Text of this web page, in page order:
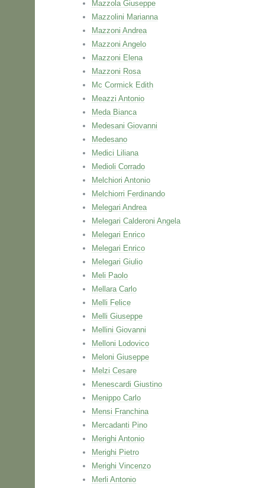
Mazzola Giuseppe
Mazzolini Marianna
Mazzoni Andrea
Mazzoni Angelo
Mazzoni Elena
Mazzoni Rosa
Mc Cormick Edith
Meazzi Antonio
Meda Bianca
Medesani Giovanni
Medesano
Medici Liliana
Medioli Corrado
Melchiori Antonio
Melchiorri Ferdinando
Melegari Andrea
Melegari Calderoni Angela
Melegari Enrico
Melegari Enrico
Melegari Giulio
Meli Paolo
Mellara Carlo
Melli Felice
Melli Giuseppe
Mellini Giovanni
Melloni Lodovico
Meloni Giuseppe
Melzi Cesare
Menescardi Giustino
Menippo Carlo
Mensi Franchina
Mercadanti Pino
Merighi Antonio
Merighi Pietro
Merighi Vincenzo
Merli Antonio